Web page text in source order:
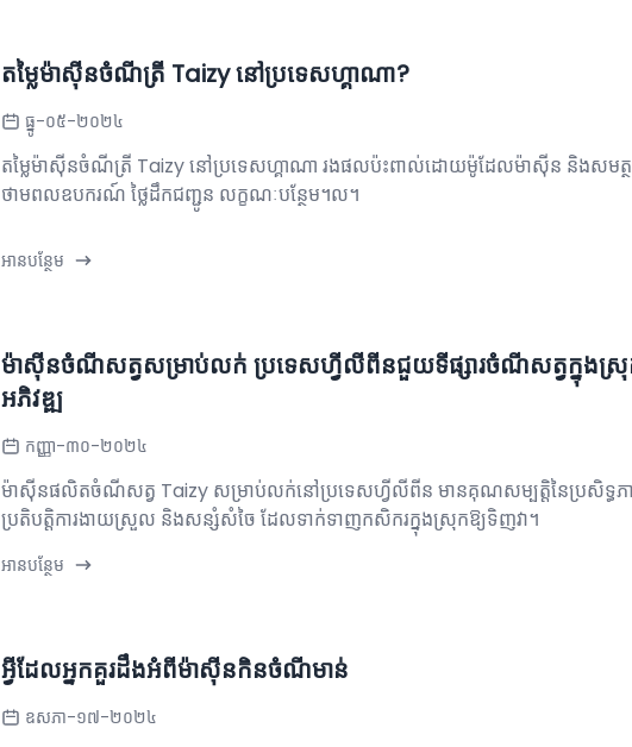
តម្លៃម៉ាស៊ីនចំណីត្រី Taizy នៅប្រទេសហ្គាណា?
ធ្នូ-០៥-២០២៤
តម្លៃម៉ាស៊ីនចំណីត្រី Taizy នៅប្រទេសហ្គាណា រងផលប៉ះពាល់ដោយម៉ូដែលម៉ាស៊ីន និងសមត្
ថាមពលឧបករណ៍ ថ្លៃដឹកជញ្ជូន លក្ខណៈបន្ថែម។ល។
អានបន្ថែម
ម៉ាស៊ីនចំណីសត្វសម្រាប់លក់ ប្រទេសហ្វីលីពីនជួយទីផ្សារចំណីសត្វក្នុងស្
អភិវឌ្ឍ
កញ្ញា-៣០-២០២៤
ម៉ាស៊ីនផលិតចំណីសត្វ Taizy សម្រាប់លក់នៅប្រទេសហ្វីលីពីន មានគុណសម្បត្តិនៃប្រសិទ្ធភ
ប្រតិបត្តិការងាយស្រួល និងសន្សំសំចៃ ដែលទាក់ទាញកសិករក្នុងស្រុកឱ្យទិញវា។
អានបន្ថែម
អ្វីដែលអ្នកគួរដឹងអំពីម៉ាស៊ីនកិនចំណីមាន់
ឧសភា-១៧-២០២៤